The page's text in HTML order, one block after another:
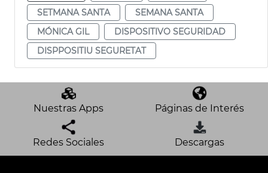
SETMANA SANTA
SEMANA SANTA
MÓNICA GIL
DISPOSITIVO SEGURIDAD
DISPPOSITIU SEGURETAT
Nuestras Apps Páginas de Interés
Redes Sociales Descargas